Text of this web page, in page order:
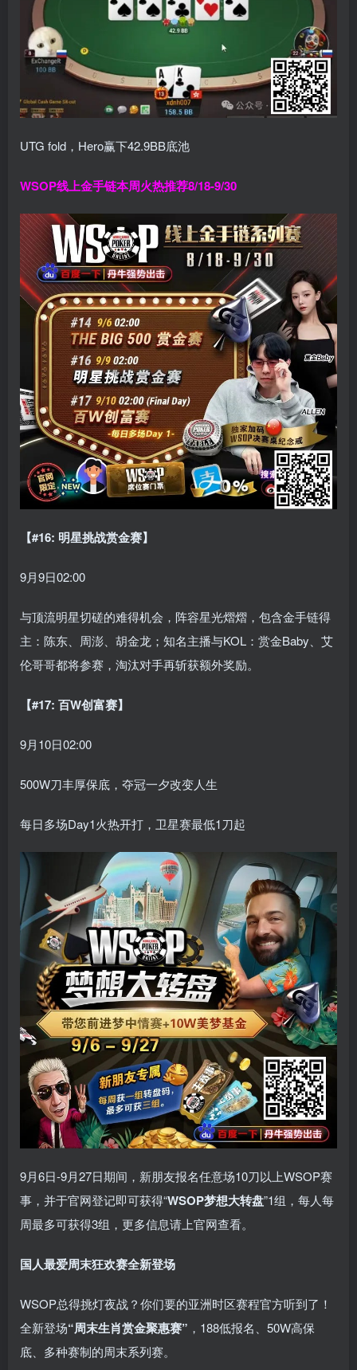
UTG fold，Hero赢下42.9BB底池
WSOP线上金手链本周火热推荐8/18-9/30
【#16: 明星挑战赏金赛】
9月9日02:00
与顶流明星切磋的难得机会，阵容星光熠熠，包含金手链得
主：陈东、周澎、胡金龙；知名主播与KOL：赏金Baby、艾
伦哥哥都将参赛，淘汰对手再斩获额外奖励。
【#17: 百W创富赛】
9月10日02:00
500W刀丰厚保底，夺冠一夕改变人生
每日多场Day1火热开打，卫星赛最低1刀起
9月6日-9月27日期间，新朋友报名任意场10刀以上WSOP赛
事，并于官网登记即可获得“WSOP梦想大转盘”1组，每人每
周最多可获得3组，更多信息请上官网查看。
国人最爱周末狂欢赛全新登场
WSOP总得挑灯夜战？你们要的亚洲时区赛程官方听到了！
全新登场“周末生肖赏金聚惠赛” ，188低报名、50W高保
底、多种赛制的周末系列赛。